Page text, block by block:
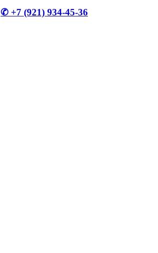
✆ +7 (921) 934-45-36